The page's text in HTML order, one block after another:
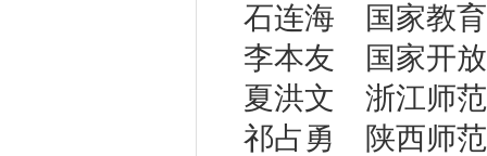
石连海 国家教育
李本友 国家开放
夏洪文 浙江师范
祁占勇 陕西师范